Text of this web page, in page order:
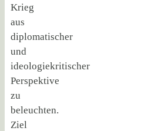
Krieg
aus
diplomatischer
und
ideologiekritischer
Perspektive
zu
beleuchten.
Ziel